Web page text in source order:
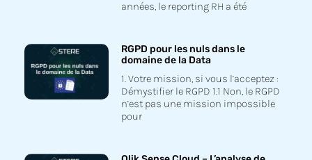
années, le reporting RH a été
RGPD pour les nuls dans le
domaine de la Data
1. Votre mission, si vous l’acceptez :
Démystifier le RGPD 1.1 Non, le RGPD
n’est pas une mission impossible
pour